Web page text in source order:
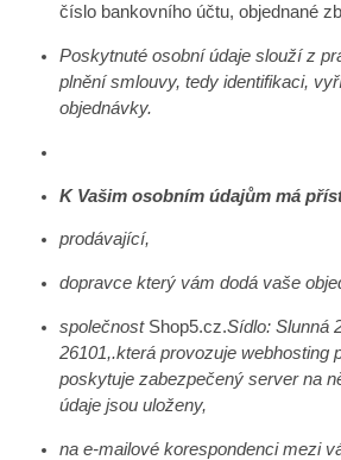
číslo bankovního účtu, objednané
Poskytnuté osobní údaje slouží z
plnění smlouvy, tedy identifikaci,
objednávky.
K Vašim osobním údajům má
prodávající,
dopravce který vám dodá vaše
společnost Shop5.cz.Sídlo: Slunná
26101,.která provozuje webhosting
poskytuje zabezpečený server na
údaje jsou uloženy,
na e-mailové korespondenci mezi